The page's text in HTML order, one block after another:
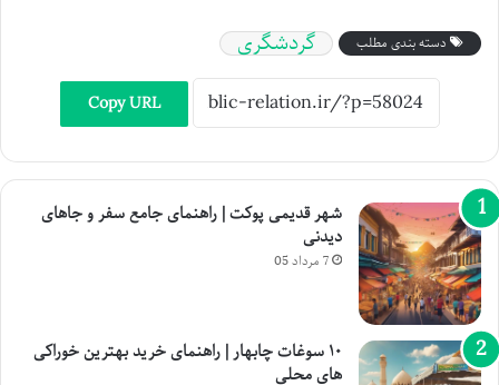
دسته بندی مطلب گردشگری
Copy URL
شهر قدیمی پوکت | راهنمای جامع سفر و جاهای
دیدنی
7 مرداد 05
۱۰ سوغات چابهار | راهنمای خرید بهترین خوراکی
های محلی